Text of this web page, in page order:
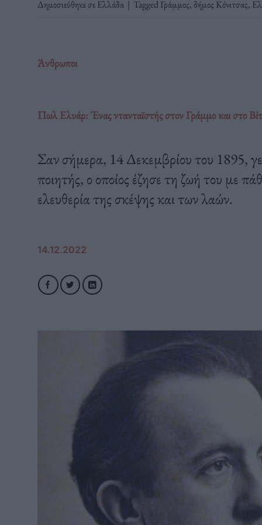
Δημοσιεύθηκε σεΕλλάδα | TaggedΓράμμος,δήμος Κόνιτσας,
Άνθρωποι
Πωλ Ελυάρ: Ένας ντανταϊστής στον Γράμμο και στο
Σαν σήμερα, 14 Δεκεμβρίου του 1895,
ποιητής, ο οποίος έζησε τη ζωή του με
ελευθερία της σκέψης και των λαών.
14.12.2022